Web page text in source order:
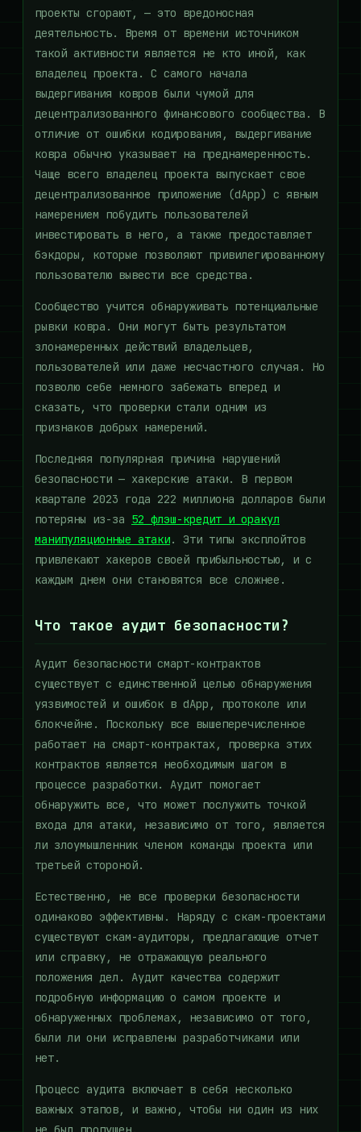
проекты сгорают, — это вредоносная
деятельность. Время от времени источником
такой активности является не кто иной, как
владелец проекта. С самого начала
выдергивания ковров были чумой для
децентрализованного финансового сообщества. В
отличие от ошибки кодирования, выдергивание
ковра обычно указывает на преднамеренность.
Чаще всего владелец проекта выпускает свое
децентрализованное приложение (dApp) с явным
намерением побудить пользователей
инвестировать в него, а также предоставляет
бэкдоры, которые позволяют привилегированному
пользователю вывести все средства.
Сообщество учится обнаруживать потенциальные
рывки ковра. Они могут быть результатом
злонамеренных действий владельцев,
пользователей или даже несчастного случая. Но
позволю себе немного забежать вперед и
сказать, что проверки стали одним из
признаков добрых намерений.
Последняя популярная причина нарушений
безопасности — хакерские атаки. В первом
квартале 2023 года 222 миллиона долларов были
потеряны из-за 52 флэш-кредит и оракул
манипуляционные атаки. Эти типы эксплойтов
привлекают хакеров своей прибыльностью, и с
каждым днем ​​они становятся все сложнее.
Что такое аудит безопасности?
Аудит безопасности смарт-контрактов
существует с единственной целью обнаружения
уязвимостей и ошибок в dApp, протоколе или
блокчейне. Поскольку все вышеперечисленное
работает на смарт-контрактах, проверка этих
контрактов является необходимым шагом в
процессе разработки. Аудит помогает
обнаружить все, что может послужить точкой
входа для атаки, независимо от того, является
ли злоумышленник членом команды проекта или
третьей стороной.
Естественно, не все проверки безопасности
одинаково эффективны. Наряду с скам-проектами
существуют скам-аудиторы, предлагающие отчет
или справку, не отражающую реального
положения дел. Аудит качества содержит
подробную информацию о самом проекте и
обнаруженных проблемах, независимо от того,
были ли они исправлены разработчиками или
нет.
Процесс аудита включает в себя несколько
важных этапов, и важно, чтобы ни один из них